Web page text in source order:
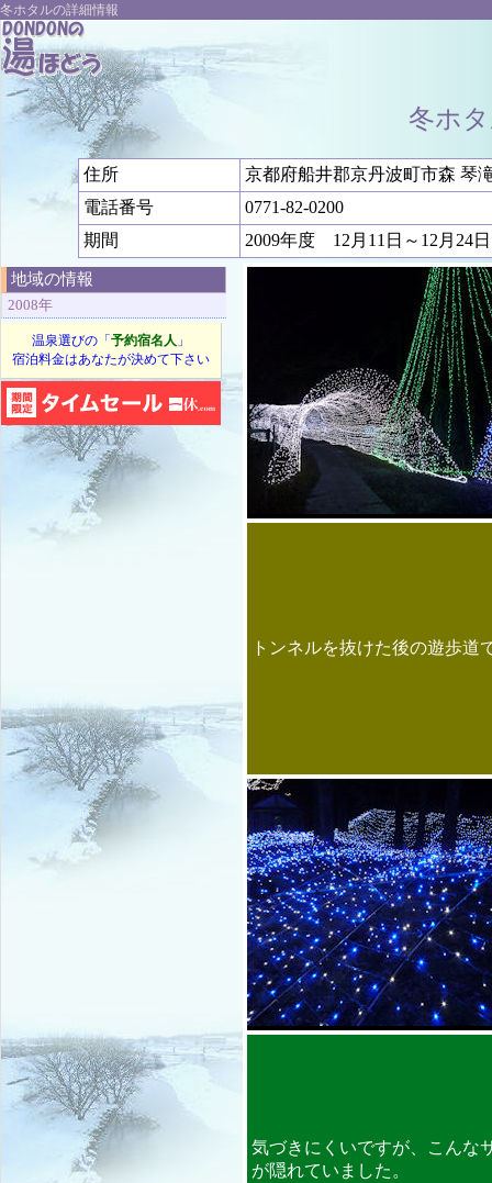
冬ホタルの詳細情報
冬ホ
住所
京都府船井郡京丹波町市森 琴
電話番号
0771-82-0200
期間
2009年度 12月11日～12月24日
地域の情報
2008年
温泉選びの「 予約宿名人 」
宿泊料金はあなたが決めて下さい
トンネルを抜けた後の遊歩道
気づきにくいですが、こんな
が隠れていました。